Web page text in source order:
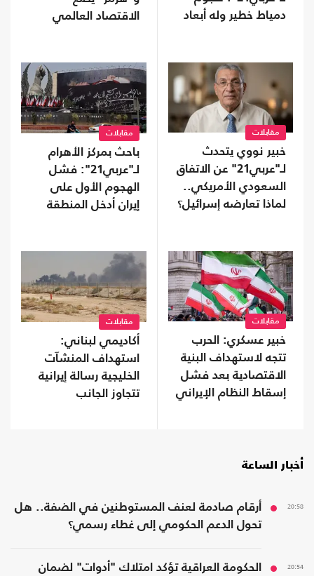
دمياط خطير وله أبعاد
الاقتصاد العالمي
مقابلات
خبير نووي يتحدث
لـ"عربي21" عن الاتفاق
السعودي الأمريكي..
لماذا تعارضه إسرائيل؟
مقابلات
باحث بمركز الأهرام
لـ"عربي21": فشل
الهجوم الأول على
إيران أدخل المنطقة
مقابلات
خبير عسكري: الحرب
تتجه لاستهداف البنية
الاقتصادية بعد فشل
إسقاط النظام الإيراني
مقابلات
أكاديمي لبناني:
استهداف المنشآت
الخليجية رسالة إيرانية
تتجاوز الجانب
أخبار الساعة
20:58
أرقام صادمة لعنف المستوطنين في الضفة.. هل
تحول الدعم الحكومي إلى غطاء رسمي؟
20:54
الحكومة العراقية تؤكد امتلاك "أدوات" لضمان